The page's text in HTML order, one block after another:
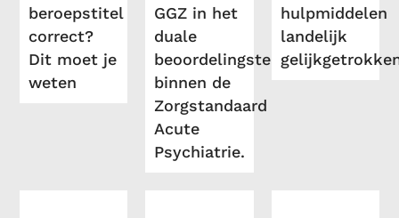
beroepstitel
correct?
Dit moet je
weten
GGZ in het
duale
beoordelingsteam
binnen de
Zorgstandaard
Acute
Psychiatrie.
hulpmiddelen
landelijk